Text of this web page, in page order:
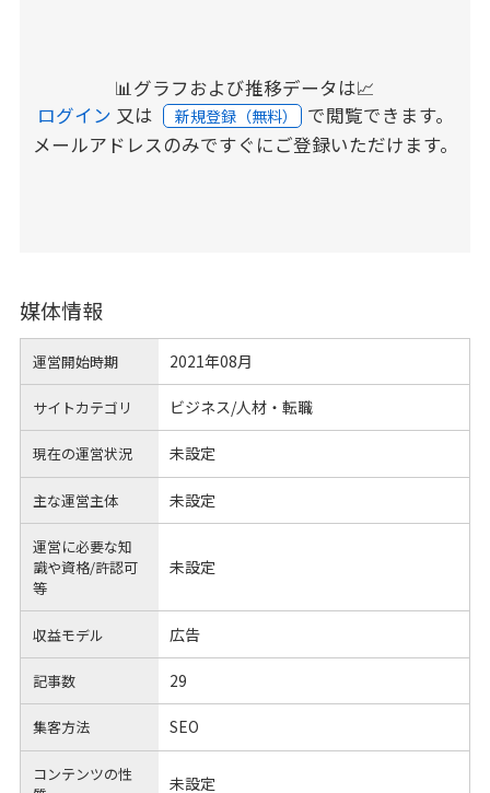
📊グラフおよび推移データは📈
ログイン 又は 新規登録（無料） で閲覧できます。
メールアドレスのみですぐにご登録いただけます。
媒体情報
運営開始時期 2021年08月
サイトカテゴリ ビジネス/人材・転職
現在の運営状況 未設定
主な運営主体 未設定
運営に必要な知
識や資格/許認可
等
未設定
収益モデル 広告
記事数 29
集客方法 SEO
コンテンツの性
未設定